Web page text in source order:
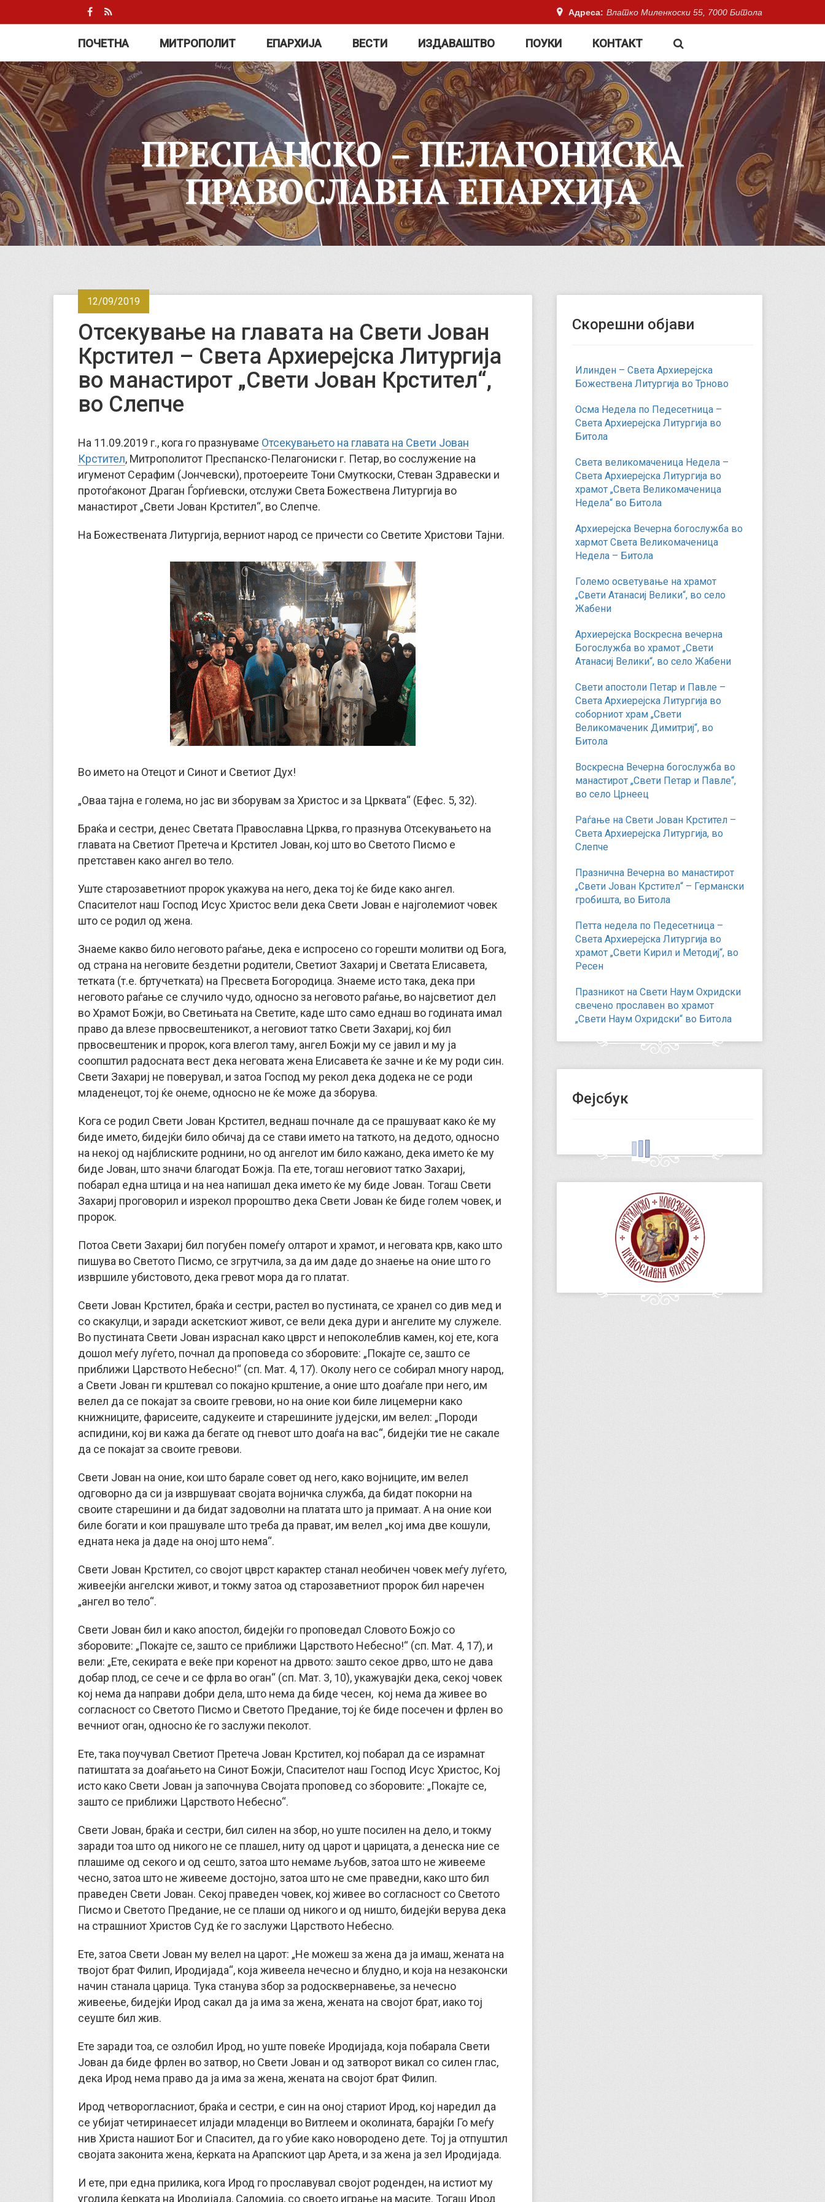
Адреса: Влатко Миленкоски 55, 7000 Битола
ПОЧЕТНА МИТРОПОЛИТ ЕПАРХИЈА ВЕСТИ ИЗДАВАШТВО ПОУКИ КОНТАКТ
ПРЕСПАНСКО – ПЕЛАГОНИСКА
ПРАВОСЛАВНА ЕПАРХИЈА
12/09/2019
Отсекување на главата на Свети Јован
Крстител – Света Архиерејска Литургија
во манастирот „Свети Јован Крстител“,
во Слепче
На 11.09.2019 г., кога го празнуваме Отсекувањето на главата на Свети Јован
Крстител, Митрополитот Преспанско-Пелагониски г. Петар, во сослужение на
игуменот Серафим (Јончевски), протоереите Тони Смуткоски, Стеван Здравески и
протоѓаконот Драган Ѓорѓиевски, отслужи Света Божествена Литургија во
манастирот „Свети Јован Крстител“, во Слепче.
На Божествената Литургија, верниот народ се причести со Светите Христови Тајни.
Во името на Отецот и Синот и Светиот Дух!
„Оваа тајна е голема, но јас ви зборувам за Христос и за Црквата“ (Ефес. 5, 32).
Браќа и сестри, денес Светата Православна Црква, го празнува Отсекувањето на
главата на Светиот Претеча и Крстител Јован, кој што во Светото Писмо е
претставен како ангел во тело.
Уште старозаветниот пророк укажува на него, дека тој ќе биде како ангел.
Спасителот наш Господ Исус Христос вели дека Свети Јован е најголемиот човек
што се родил од жена.
Знаеме какво било неговото раѓање, дека е испросено со горешти молитви од Бога,
од страна на неговите бездетни родители, Светиот Захариј и Светата Елисавета,
тетката (т.е. бртучетката) на Пресвета Богородица. Знаеме исто така, дека при
неговото раѓање се случило чудо, односно за неговото раѓање, во најсветиот дел
во Храмот Божји, во Светињата на Светите, каде што само еднаш во годината имал
право да влезе првосвештеникот, а неговиот татко Свети Захариј, кој бил
првосвештеник и пророк, кога влегол таму, ангел Божји му се јавил и му ја
соопштил радосната вест дека неговата жена Елисавета ќе зачне и ќе му роди син.
Свети Захариј не поверувал, и затоа Господ му рекол дека додека не се роди
младенецот, тој ќе онеме, односно не ќе може да зборува.
Кога се родил Свети Јован Крстител, веднаш почнале да се прашуваат како ќе му
биде името, бидејќи било обичај да се стави името на таткото, на дедото, односно
на некој од најблиските роднини, но од ангелот им било кажано, дека името ќе му
биде Јован, што значи благодат Божја. Па ете, тогаш неговиот татко Захариј,
побарал една штица и на неа напишал дека името ќе му биде Јован. Тогаш Свети
Захариј проговорил и изрекол пророштво дека Свети Јован ќе биде голем човек, и
пророк.
Потоа Свети Захариј бил погубен помеѓу олтарот и храмот, и неговата крв, како што
пишува во Светото Писмо, се згрутчила, за да им даде до знаење на оние што го
извршиле убистовото, дека гревот мора да го платат.
Свети Јован Крстител, браќа и сестри, растел во пустината, се хранел со див мед и
со скакулци, и заради аскетскиот живот, се вели дека дури и ангелите му служеле.
Во пустината Свети Јован израснал како цврст и непоколеблив камен, кој ете, кога
дошол меѓу луѓето, почнал да проповеда со зборовите: „Покајте се, зашто се
приближи Царството Небесно!“ (сп. Мат. 4, 17). Околу него се собирал многу народ,
а Свети Јован ги крштевал со покајно крштение, а оние што доаѓале при него, им
велел да се покајат за своите гревови, но на оние кои биле лицемерни како
книжниците, фарисеите, садукеите и старешините јудејски, им велел: „Породи
аспидини, кој ви кажа да бегате од гневот што доаѓа на вас“, бидејќи тие не сакале
да се покајат за своите гревови.
Свети Јован на оние, кои што барале совет од него, како војниците, им велел
одговорно да си ја извршуваат својата војничка служба, да бидат покорни на
своите старешини и да бидат задоволни на платата што ја примаат. А на оние кои
биле богати и кои прашувале што треба да прават, им велел „кој има две кошули,
едната нека ја даде на оној што нема“.
Свети Јован Крстител, со својот цврст карактер станал необичен човек меѓу луѓето,
живеејќи ангелски живот, и токму затоа од старозаветниот пророк бил наречен
„ангел во тело“.
Свети Јован бил и како апостол, бидејќи го проповедал Словото Божјо со
зборовите: „Покајте се, зашто се приближи Царството Небесно!“ (сп. Мат. 4, 17), и
вели: „Ете, секирата е веќе при коренот на дрвото: зашто секое дрво, што не дава
добар плод, се сече и се фрла во оган“ (сп. Мат. 3, 10), укажувајќи дека, секој човек
кој нема да направи добри дела, што нема да биде чесен, кој нема да живее во
согласност со Светото Писмо и Светото Предание, тој ќе биде посечен и фрлен во
вечниот оган, односно ќе го заслужи пеколот.
Ете, така поучувал Светиот Претеча Јован Крстител, кој побарал да се израмнат
патиштата за доаѓањето на Синот Божји, Спасителот наш Господ Исус Христос, Кој
исто како Свети Јован ја започнува Својата проповед со зборовите: „Покајте се,
зашто се приближи Царството Небесно“.
Свети Јован, браќа и сестри, бил силен на збор, но уште посилен на дело, и токму
заради тоа што од никого не се плашел, ниту од царот и царицата, а денеска ние се
плашиме од секого и од сешто, затоа што немаме љубов, затоа што не живееме
чесно, затоа што не живееме достојно, затоа што не сме праведни, како што бил
праведен Свети Јован. Секој праведен човек, кој живее во согласност со Светото
Писмо и Светото Предание, не се плаши од никого и од ништо, бидејќи верува дека
на страшниот Христов Суд ќе го заслужи Царството Небесно.
Ете, затоа Свети Јован му велел на царот: „Не можеш за жена да ја имаш, жената на
твојот брат Филип, Иродијада“, која живеела нечесно и блудно, и која на незаконски
начин станала царица. Тука станува збор за родосквернавење, за нечесно
живеење, бидејќи Ирод сакал да ја има за жена, жената на својот брат, иако тој
сеуште бил жив.
Ете заради тоа, се озлобил Ирод, но уште повеќе Иродијада, која побарала Свети
Јован да биде фрлен во затвор, но Свети Јован и од затворот викал со силен глас,
дека Ирод нема право да ја има за жена, жената на својот брат Филип.
Ирод четворогласниот, браќа и сестри, е син на оној стариот Ирод, кој наредил да
се убијат четиринаесет илјади младенци во Витлеем и околината, барајќи Го меѓу
нив Христа нашиот Бог и Спасител, да го убие како новородено дете. Тој ја отпуштил
својата законита жена, ќерката на Арапскиот цар Арета, и за жена ја зел Иродијада.
И ете, при една прилика, кога Ирод го прославувал својот роденден, на истиот му
угодила ќерката на Иродијада, Саломија, со своето играње на масите. Тогаш Ирод
Скорешни објави
Илинден – Света Архиерејска
Божествена Литургија во Трново
Осма Недела по Педесетница –
Света Архиерејска Литургија во
Битола
Света великомаченица Недела –
Света Архиерејска Литургија во
храмот „Света Великомаченица
Недела“ во Битола
Архиерејска Вечерна богослужба во
хармот Света Великомаченица
Недела – Битола
Големо осветување на храмот
„Свети Атанасиј Велики“, во село
Жабени
Архиерејска Воскресна вечерна
Богослужба во храмот „Свети
Атанасиј Велики“, во село Жабени
Свети апостоли Петар и Павле –
Света Архиерејска Литургија во
соборниот храм „Свети
Великомаченик Димитриј“, во
Битола
Воскресна Вечерна богослужба во
манастирот „Свети Петар и Павле“,
во село Црнеец
Раѓање на Свети Јован Крстител –
Света Архиерејска Литургија, во
Слепче
Празнична Вечерна во манастирот
„Свети Јован Крстител“ – Германски
гробишта, во Битола
Петта недела по Педесетница –
Света Архиерејска Литургија во
храмот „Свети Кирил и Методиј“, во
Ресен
Празникот на Свети Наум Охридски
свечено прославен во храмот
„Свети Наум Охридски“ во Битола
Фејсбук